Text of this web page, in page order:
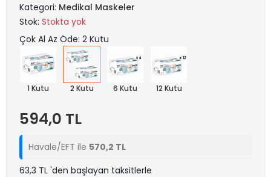
Kategori: Medikal Maskeler
Stok: Stokta yok
Çok Al Az Öde: 2 Kutu
1 Kutu 2 Kutu 6 Kutu 12 Kutu
594,0 TL
Havale/EFT ile 570,2 TL
63,3 TL 'den başlayan taksitlerle